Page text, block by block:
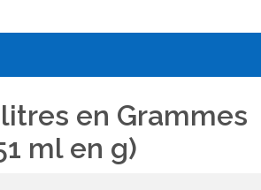
en Grammes
ml en g)